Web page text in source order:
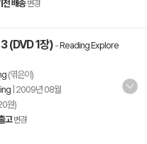
전 배송 변경
(DVD 1장) -Reading Explore
(엮은이)
2009년 08월
원)
고 변경